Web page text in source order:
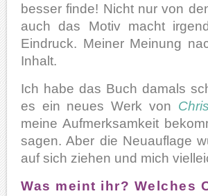
besser finde! Nicht nur von
auch das Motiv macht
Eindruck. Meiner Meinung
Inhalt.
Ich habe das Buch damals
es ein neues Werk von
meine Aufmerksamkeit
sagen. Aber die Neuauflage
auf sich ziehen und mich
Was meint ihr? Welches